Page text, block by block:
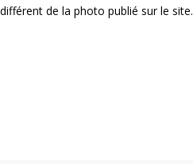
de la photo publié sur le site.